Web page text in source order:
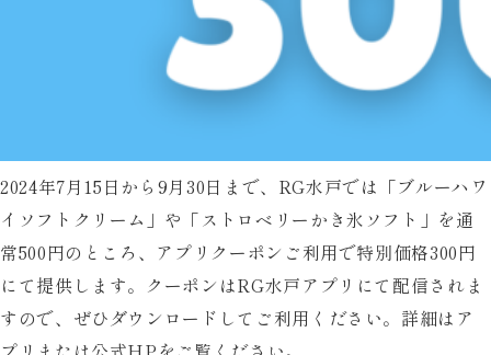
2024年7月15日から9月30日まで、RG水戸では「ブルーハワ
イソフトクリーム」や「ストロベリーかき氷ソフト」を通
常500円のところ、アプリクーポンご利用で特別価格300円
にて提供します。クーポンはRG水戸アプリにて配信されま
すので、ぜひダウンロードしてご利用ください。詳細はア